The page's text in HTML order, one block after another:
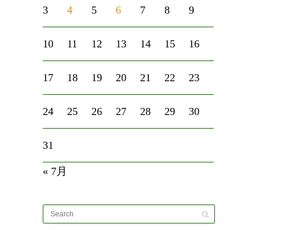
3 4 5 6 7 8 9
10 11 12 13 14 15 16
17 18 19 20 21 22 23
24 25 26 27 28 29 30
31
« 7月